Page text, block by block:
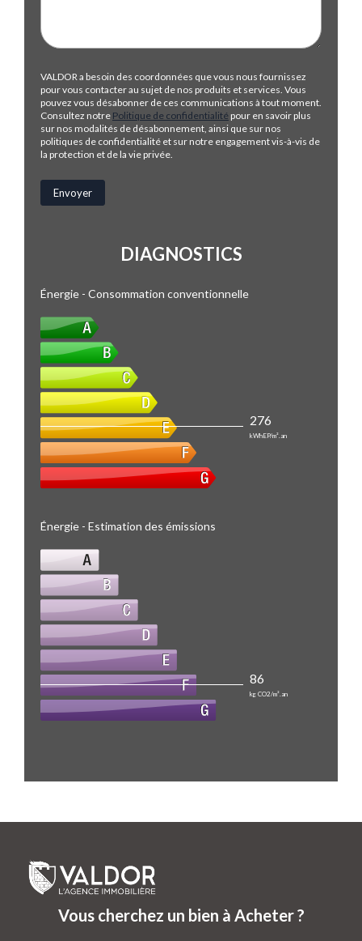
VALDOR a besoin des coordonnées que vous nous fournissez
pour vous contacter au sujet de nos produits et services. Vous
pouvez vous désabonner de ces communications à tout moment.
Consultez notre Politique de confidentialité pour en savoir plus
sur nos modalités de désabonnement, ainsi que sur nos
politiques de confidentialité et sur notre engagement vis-à-vis de
la protection et de la vie privée.
DIAGNOSTICS
Énergie - Consommation conventionnelle
276
kWhEP/m².an
Énergie - Estimation des émissions
86
kg CO2/m².an
Vous cherchez un bien à Acheter ?